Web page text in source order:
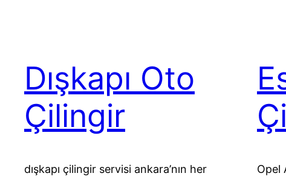
Dışkapı Oto
Çilingir
dışkapı çilingir servisi ankara’nın her
Opel